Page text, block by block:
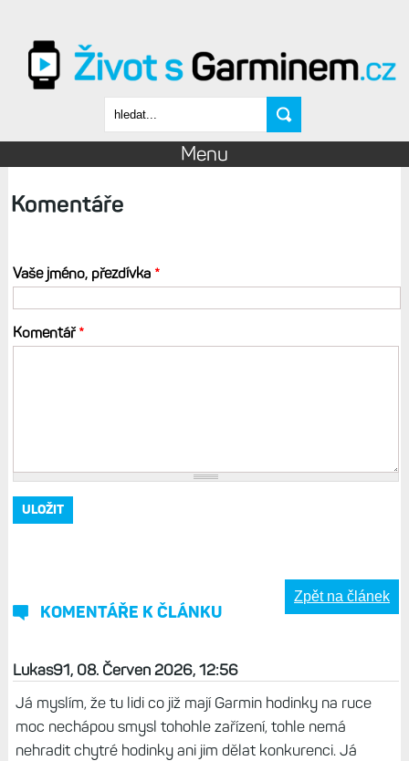
Vyhledávání
Menu
Komentáře
Vaše jméno, přezdívka *
Komentář*
KOMENTÁŘE K ČLÁNKU
Zpět na článek
Lukas91, 08. Červen 2026, 12:56
Já myslím, že tu lidi co již mají Garmin hodinky na ruce
moc nechápou smysl tohohle zařízení, tohle nemá
nehradit chytré hodinky ani jim dělat konkurenci. Já